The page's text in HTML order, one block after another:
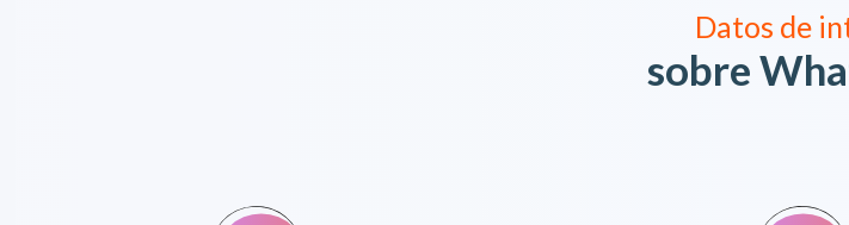
Datos de
sobre